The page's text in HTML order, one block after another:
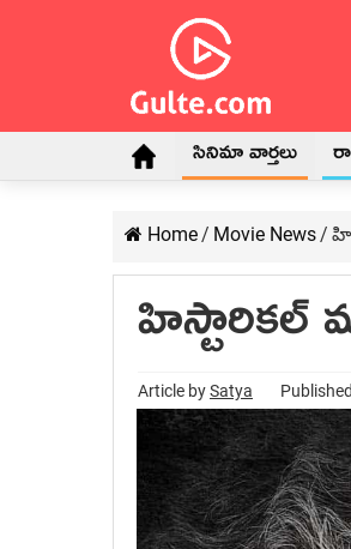
సినిమా వార్తలు
Home/ Movie News/
హిస్టారికల్
Article bySatya